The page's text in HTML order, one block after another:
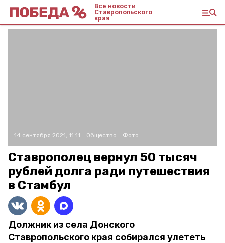
Все новости
Ставропольского
края
14 сентября 2021, 11:11 Общество Фото:
Ставрополец вернул 50 тысяч
рублей долга ради путешествия
в Стамбул
Должник из села Донского
Ставропольского края собирался улететь